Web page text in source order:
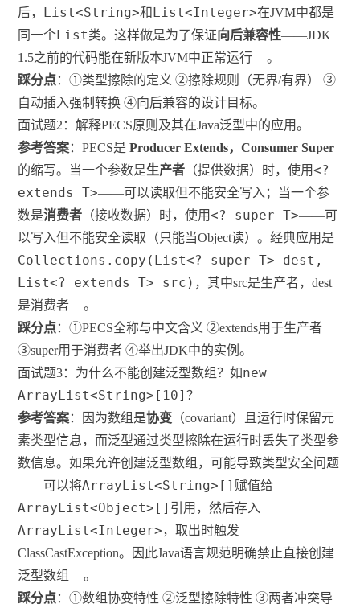
后， List<String>和List<Integer>在JVM中都是
同一个List类。这样做是为了保证向后兼容性——JDK
1.5之前的代码能在新版本JVM中正常运行
。
踩分点：①类型擦除的定义 ②擦除规则（无界/有界） ③
自动插入强制转换 ④向后兼容的设计目标。
面试题2：解释PECS原则及其在Java泛型中的应用。
参考答案：PECS是Producer Extends，Consumer Super
的缩写。当一个参数是生产者 （提供数据）时，使用<?
extends T>——可以读取但不能安全写入；当一个参
数是消费者 （接收数据）时，使用<? super T>——可
以写入但不能安全读取（只能当Object读）。经典应用是
Collections.copy(List<? super T> dest,
List<? extends T> src) ，其中src是生产者，dest
是消费者
。
踩分点：①PECS全称与中文含义 ②extends用于生产者
③super用于消费者 ④举出JDK中的实例。
面试题3：为什么不能创建泛型数组？如new
ArrayList<String>[10]？
参考答案：因为数组是协变 （covariant）且运行时保留元
素类型信息，而泛型通过类型擦除在运行时丢失了类型参
数信息。如果允许创建泛型数组，可能导致类型安全问题
——可以将ArrayList<String>[] 赋值给
ArrayList<Object>[] 引用，然后存入
ArrayList<Integer>，取出时触发
ClassCastException。因此Java语言规范明确禁止直接创建
泛型数组
。
踩分点：①数组协变特性 ②泛型擦除特性 ③两者冲突导